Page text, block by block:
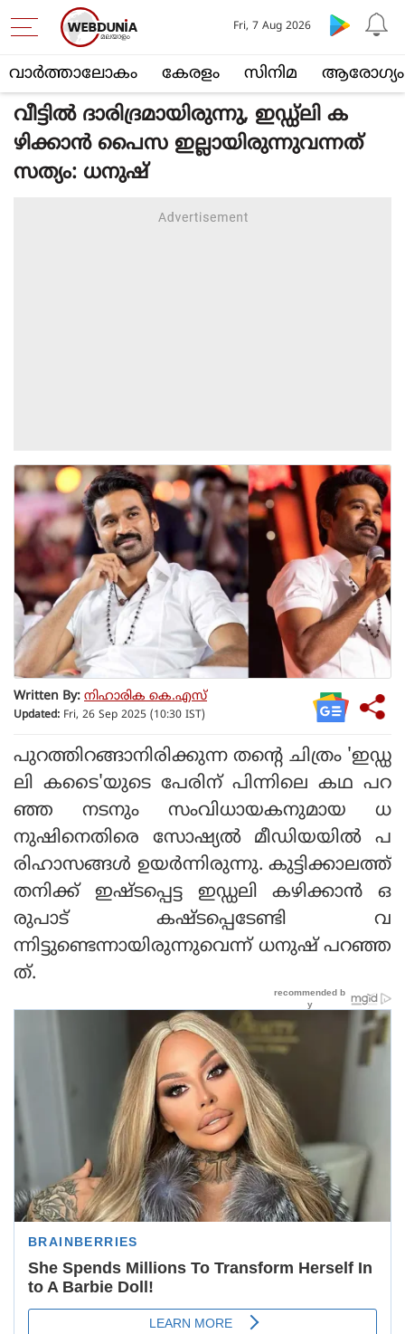
വാര്‍ത്താലോകം കേരളം സിനിമ ആരോഗ്യം
Fri, 7 Aug 2026
വീട്ടിൽ ദാരിദ്രമായിരുന്നു, ഇഡ്ഡ്ലി ക
ഴിക്കാൻ പൈസ ഇല്ലായിരുന്നുവന്നത്
സത്യം: ധനുഷ്
Written By: നിഹാരിക കെ.എസ്
Updated: Fri, 26 Sep 2025 (10:30 IST)
പുറത്തിറങ്ങാനിരിക്കുന്ന തന്റെ ചിത്രം 'ഇഡ്ഡ
ലി കടൈ'യുടെ പേരിന് പിന്നിലെ കഥ പറ
ഞ്ഞ നടനും സംവിധായകനുമായ ധ
നുഷിനെതിരെ സോഷ്യൽ മീഡിയയിൽ പ
രിഹാസങ്ങൾ ഉയർന്നിരുന്നു. കുട്ടിക്കാലത്ത്
തനിക്ക് ഇഷ്ടപ്പെട്ട ഇഡ്ഡലി കഴിക്കാൻ ഒ
രുപാട് കഷ്ടപ്പെടേണ്ടി വ
ന്നിട്ടുണ്ടെന്നായിരുന്നുവെന്ന് ധനുഷ് പറഞ്ഞ
ത്.